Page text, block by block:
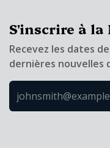
S'inscrire à
Recevez les dates
dernières nouvelles